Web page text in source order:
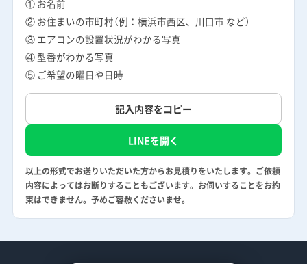
① お名前
② お住まいの市町村（例：横浜市西区、川口市 など）
③ エアコンの設置状況がわかる写真
④ 型番がわかる写真
⑤ ご希望の曜日や日時
記入内容をコピー
LINEを開く
以上の形式でお送りいただいた方からお見積りをいたします。ご依頼
内容によってはお断りすることもございます。お伺いすることをお約
束はできません。予めご容赦くださいませ。